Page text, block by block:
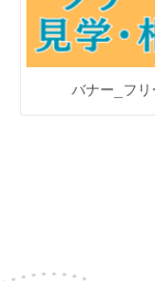
バナー_フ